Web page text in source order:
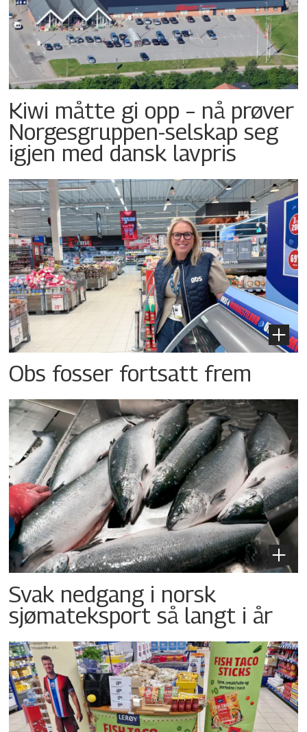
Kiwi måtte gi opp – nå prøver
Norgesgruppen-selskap seg
igjen med dansk lavpris
Obs fosser fortsatt frem
Svak nedgang i norsk
sjømateksport så langt i år